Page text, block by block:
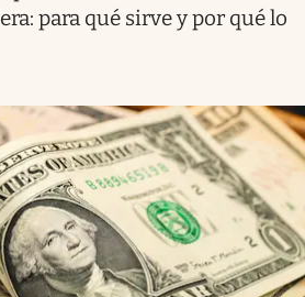
para qué sirve y por qué lo